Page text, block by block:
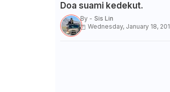
Doa suami kedekut.
By - Sis Lin
Wednesday, January 18,